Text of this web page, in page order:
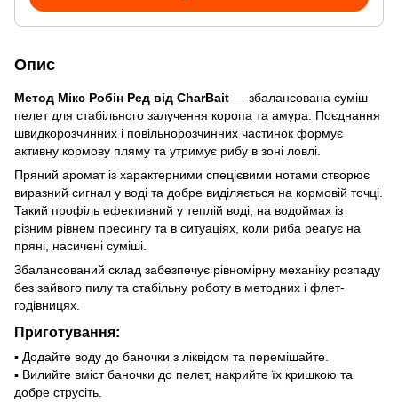
Опис
Метод Мікс Робін Ред від CharBait — збалансована суміш
пелет для стабільного залучення коропа та амура. Поєднання
швидкорозчинних і повільнорозчинних частинок формує
активну кормову пляму та утримує рибу в зоні ловлі.
Пряний аромат із характерними спецієвими нотами створює
виразний сигнал у воді та добре виділяється на кормовій точці.
Такий профіль ефективний у теплій воді, на водоймах із
різним рівнем пресингу та в ситуаціях, коли риба реагує на
пряні, насичені суміші.
Збалансований склад забезпечує рівномірну механіку розпаду
без зайвого пилу та стабільну роботу в методних і флет-
годівницях.
Приготування:
▪ Додайте воду до баночки з ліквідом та перемішайте.
▪ Вилийте вміст баночки до пелет, накрийте їх кришкою та
добре струсіть.